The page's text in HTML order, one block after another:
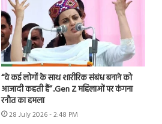
“वे कई लोगों के साथ शारीरिक संबंध बनाने को
आजादी कहती हैं”..Gen Z महिलाओं पर कंगना
रनौत का हमला
28 July 2026 - 2:48 PM